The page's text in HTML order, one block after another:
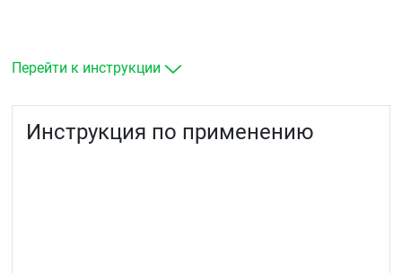
Перейти к инструкции
Инструкция по применению